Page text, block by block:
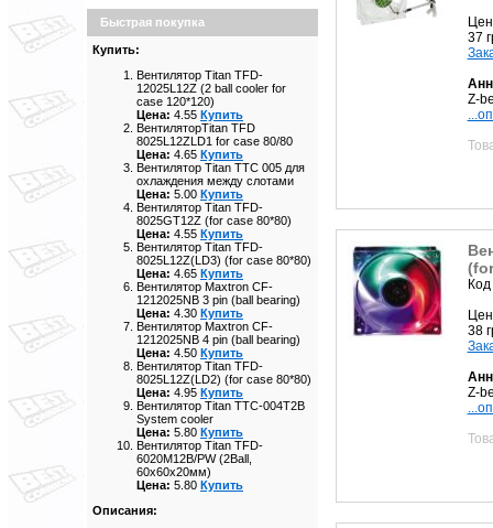
Быстрая покупка
Купить:
Вентилятор Titan TFD-
12025L12Z (2 ball cooler for
case 120*120)
Цена: 4.55 Купить
ВентиляторTitan TFD
8025L12ZLD1 for case 80/80
Цена: 4.65 Купить
Вентилятор Titan TTC 005 для
охлаждения между слотами
Цена: 5.00 Купить
Вентилятор Titan TFD-
8025GT12Z (for case 80*80)
Цена: 4.55 Купить
Вентилятор Titan TFD-
8025L12Z(LD3) (for case 80*80)
Цена: 4.65 Купить
Вентилятор Maxtron CF-
1212025NB 3 pin (ball bearing)
Цена: 4.30 Купить
Вентилятор Maxtron CF-
1212025NB 4 pin (ball bearing)
Цена: 4.50 Купить
Вентилятор Titan TFD-
8025L12Z(LD2) (for case 80*80)
Цена: 4.95 Купить
Вентилятор Titan TTC-004T2B
System cooler
Цена: 5.80 Купить
Вентилятор Titan TFD-
6020M12B/PW (2Ball,
60х60х20мм)
Цена: 5.80 Купить
Описания:
37
Z-
38
Z-